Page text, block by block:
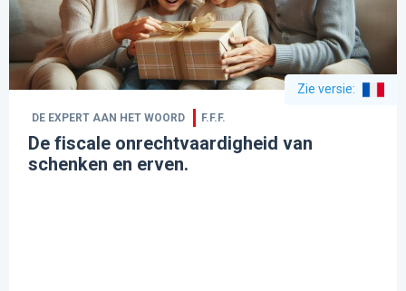
Zie versie:
DE EXPERT AAN HET WOORD F.F.F.
De fiscale onrechtvaardigheid van
schenken en erven.